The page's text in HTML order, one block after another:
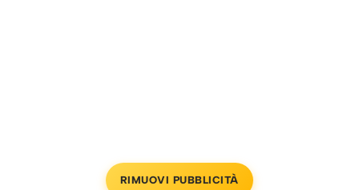
RIMUOVI PUBBLICITÀ